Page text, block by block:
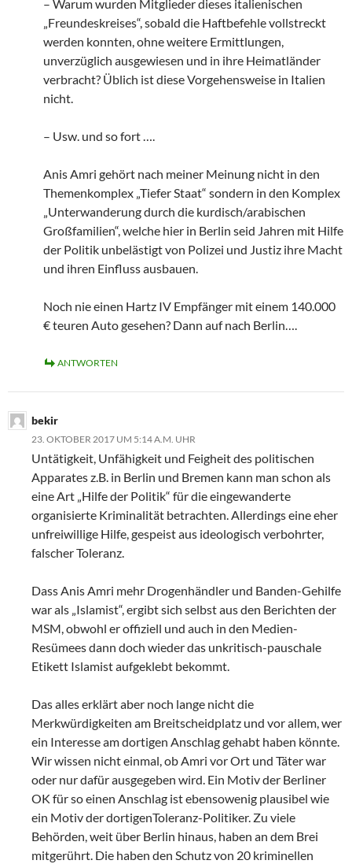
– Warum wurden Mitglieder dieses italienischen
„Freundeskreises“, sobald die Haftbefehle vollstreckt
werden konnten, ohne weitere Ermittlungen,
unverzüglich ausgewiesen und in ihre Heimatländer
verbracht? Üblich ist diese Vorgehensweise in Italien
nicht.
– Usw. und so fort ….
Anis Amri gehört nach meiner Meinung nicht in den
Themenkomplex „Tiefer Staat“ sondern in den Komplex
„Unterwanderung durch die kurdisch/arabischen
Großfamilien“, welche hier in Berlin seid Jahren mit Hilfe
der Politik unbelästigt von Polizei und Justiz ihre Macht
und ihren Einfluss ausbauen.
Noch nie einen Hartz IV Empfänger mit einem 140.000
€ teuren Auto gesehen? Dann auf nach Berlin….
ANTWORTEN
bekir
23. OKTOBER 2017 UM 5:14 A.M. UHR
Untätigkeit, Unfähigkeit und Feigheit des politischen
Apparates z.B. in Berlin und Bremen kann man schon als
eine Art „Hilfe der Politik“ für die eingewanderte
organisierte Kriminalität betrachten. Allerdings eine eher
unfreiwillige Hilfe, gespeist aus ideologisch verbohrter,
falscher Toleranz.
Dass Anis Amri mehr Drogenhändler und Banden-Gehilfe
war als „Islamist“, ergibt sich selbst aus den Berichten der
MSM, obwohl er offiziell und auch in den Medien-
Resümees dann doch wieder das unkritisch-pauschale
Etikett Islamist aufgeklebt bekommt.
Das alles erklärt aber noch lange nicht die
Merkwürdigkeiten am Breitscheidplatz und vor allem, wer
ein Interesse am dortigen Anschlag gehabt haben könnte.
Wir wissen nicht einmal, ob Amri vor Ort und Täter war
oder nur dafür ausgegeben wird. Ein Motiv der Berliner
OK für so einen Anschlag ist ebensowenig plausibel wie
ein Motiv der dortigenToleranz-Politiker. Zu viele
Behörden, weit über Berlin hinaus, haben an dem Brei
mitgerührt. Die haben den Schutz von 20 kriminellen